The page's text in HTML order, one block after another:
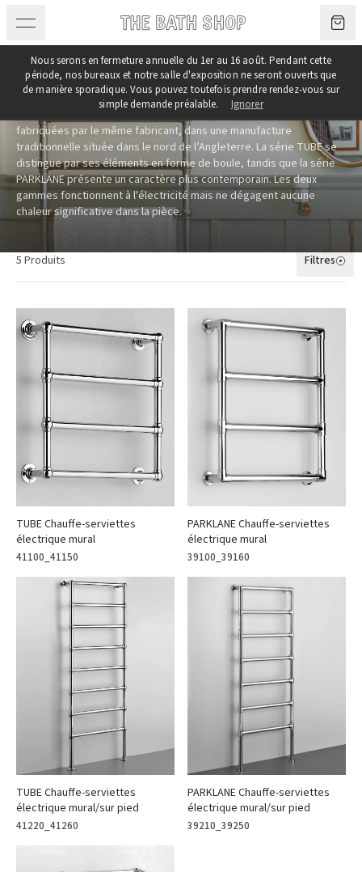
Nous serons en fermeture annuelle du 1er au 16 août. Pendant cette
période, nos bureaux et notre salle d'exposition ne seront ouverts que
de manière sporadique. Vous pouvez toutefois prendre rendez-vous sur
simple demande préalable.
Ignorer
Chauffe-serviettes
Nos chauffe-serviettes sont disponibles en plusieurs dimensions,
ainsi que sur mesure. Les deux gammes – TUBE et PARKLANE – sont
fabriquées par le même fabricant, dans une manufacture
traditionnelle située dans le nord de l’Angleterre. La série TUBE se
distingue par ses éléments en forme de boule, tandis que la série
PARKLANE présente un caractère plus contemporain. Les deux
gammes fonctionnent à l'électricité mais ne dégagent aucune
chaleur significative dans la pièce.
5 Produits Filtres
Catégorie
Modèles mural/sur pied
Modèles muraux
Modèles sur pied
Câble 10m, en avant à gauche
TUBE Chauffe-serviettes
électrique mural
41100_41150
PARKLANE Chauffe-serviettes
électrique mural
39100_39160
TUBE Chauffe-serviettes
électrique mural/sur pied
41220_41260
PARKLANE Chauffe-serviettes
électrique mural/sur pied
39210_39250